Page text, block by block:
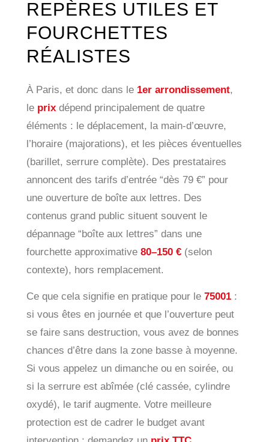
REPÈRES UTILES ET
FOURCHETTES
RÉALISTES
À Paris, et donc dans le 1er arrondissement,
le prixdépend principalement de quatre
éléments : le déplacement, la main-d’œuvre,
l’horaire (majorations), et les pièces éventuelles
(barillet, serrure complète). Des prestataires
annoncent des tarifs d’entrée “dès 79 €” pour
une ouverture de boîte aux lettres. Des
contenus grand public situent souvent le
dépannage “boîte aux lettres” dans une
fourchette approximative 80–150 €(selon
contexte), hors remplacement.
Ce que cela signifie en pratique pour le 75001:
si vous êtes en journée et que l’ouverture peut
se faire sans destruction, vous avez de bonnes
chances d’être dans la zone basse à moyenne.
Si vous appelez un dimanche ou en soirée, ou
si la serrure est abîmée (clé cassée, cylindre
oxydé), le tarif augmente. Votre meilleure
protection est de cadrer le budget avant